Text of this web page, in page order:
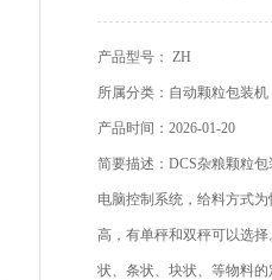
产品型号： ZH
所属分类：自动颗粒包装机
产品时间：2026-01-20
简要描述：DCS杂粮颗粒
电脑控制系统，给料方式
高，有单秤和双秤可以选
状、条状、块状、等物料的